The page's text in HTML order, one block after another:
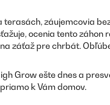
terasách, záujemcovia
ocenia tento záhon
záťaž pre chrbát.
Grow ešte dnes a
k Vám domov.